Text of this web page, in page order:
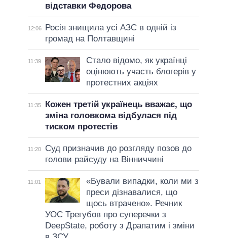
відставки Федорова
12:06
Росія знищила усі АЗС в одній із
громад на Полтавщині
11:39
Стало відомо, як українці
оцінюють участь блогерів у
протестних акціях
11:35
Кожен третій українець вважає, що
зміна головкома відбулася під
тиском протестів
11:20
Суд призначив до розгляду позов до
голови райсуду на Вінниччині
11:01
«Бували випадки, коли ми з
преси дізнавалися, що
щось втрачено». Речник
УОС Трегубов про cуперечки з
DeepState, роботу з Драпатим і зміни